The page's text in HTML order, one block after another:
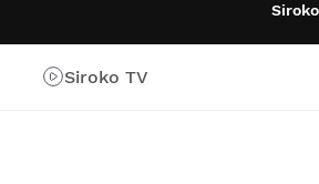
Siroko TV